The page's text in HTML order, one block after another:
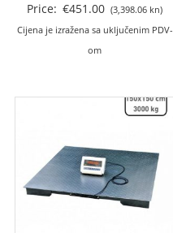
Price: €451.00 (3,398.06 kn)
Cijena je izražena sa uključenim PDV-
om